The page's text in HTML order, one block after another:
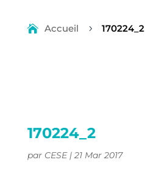
Accueil 5 170224_2
170224_2
par CESE| 21 Mar 2017